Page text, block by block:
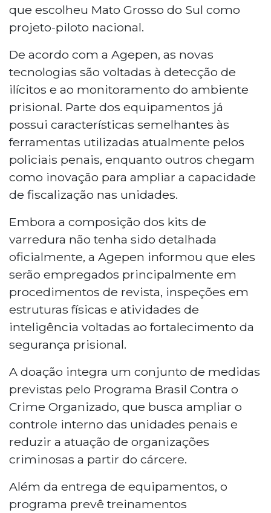
que escolheu Mato Grosso do Sul como
projeto-piloto nacional.
De acordo com a Agepen, as novas
tecnologias são voltadas à detecção de
ilícitos e ao monitoramento do ambiente
prisional. Parte dos equipamentos já
possui características semelhantes às
ferramentas utilizadas atualmente pelos
policiais penais, enquanto outros chegam
como inovação para ampliar a capacidade
de fiscalização nas unidades.
Embora a composição dos kits de
varredura não tenha sido detalhada
oficialmente, a Agepen informou que eles
serão empregados principalmente em
procedimentos de revista, inspeções em
estruturas físicas e atividades de
inteligência voltadas ao fortalecimento da
segurança prisional.
A doação integra um conjunto de medidas
previstas pelo Programa Brasil Contra o
Crime Organizado, que busca ampliar o
controle interno das unidades penais e
reduzir a atuação de organizações
criminosas a partir do cárcere.
Além da entrega de equipamentos, o
programa prevê treinamentos